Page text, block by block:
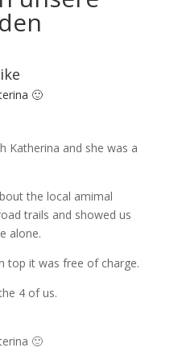
🙂
Katherina and she was a
the local amimal
trails and showed us
alone.
top it was free of charge.
4 of us.
🙂